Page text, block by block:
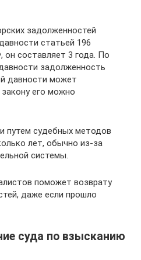
задолженностей
статьей 196
он составляет 3 года. По
задолженность
давности может
закону его можно
путем судебных методов
лет, обычно из-за
системы.
поможет возврату
даже если прошло
суда по взысканию